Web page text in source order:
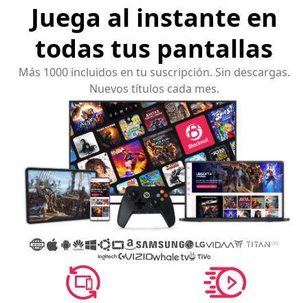
Juega al instante en
todas tus pantallas
Más 1000 incluidos en tu suscripción. Sin descargas.
Nuevos títulos cada mes.